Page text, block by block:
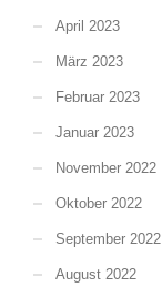
April 2023
März 2023
Februar 2023
Januar 2023
November 2022
Oktober 2022
September 2022
August 2022